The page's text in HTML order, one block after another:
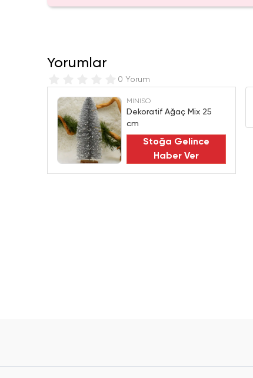
Yorumlar
0 Yorum
MINISO
Dekoratif Ağaç Mix 25
cm
Stoğa Gelince
Haber Ver